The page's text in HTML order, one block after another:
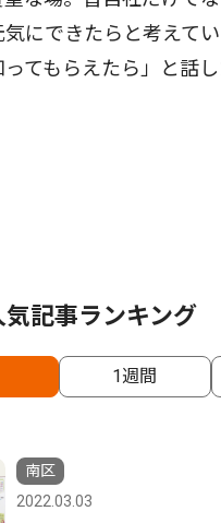
気にできたらと考えて
てもらえたら」と話し
気記事ランキング
1週間
南区
2022.03.03